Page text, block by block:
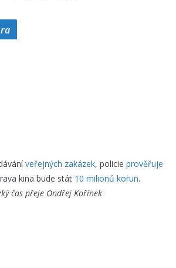
veřejných zakázek, policie prověřuje
kina bude stát 10 milionů korun.
čas přeje Ondřej Kořínek